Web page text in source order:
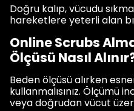
Doğru kalıp, vücudu
hareketlere yeterli alan
Online Scrubs
Ölçüsü Nasıl
Beden ölçüsü alırken
kullanmalısınız. Ölçümü
veya doğrudan vücut